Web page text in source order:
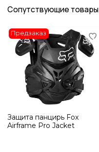
Сопутствующие товары
Предзаказ
Защита панцирь Fox
Airframe Pro Jacket